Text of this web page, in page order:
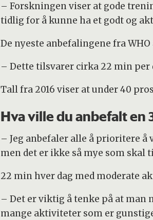
– Forskningen viser at gode
tidlig for å kunne ha et godt og
De nyeste anbefalingene fra
– Dette tilsvarer cirka 22 min per
Tall fra 2016 viser at under 40
Hva ville du anbefalt en
– Jeg anbefaler alle å prioritere
men det er ikke så mye som skal
22 min hver dag med moderate
– Det er viktig å tenke på at man
mange aktiviteter som er